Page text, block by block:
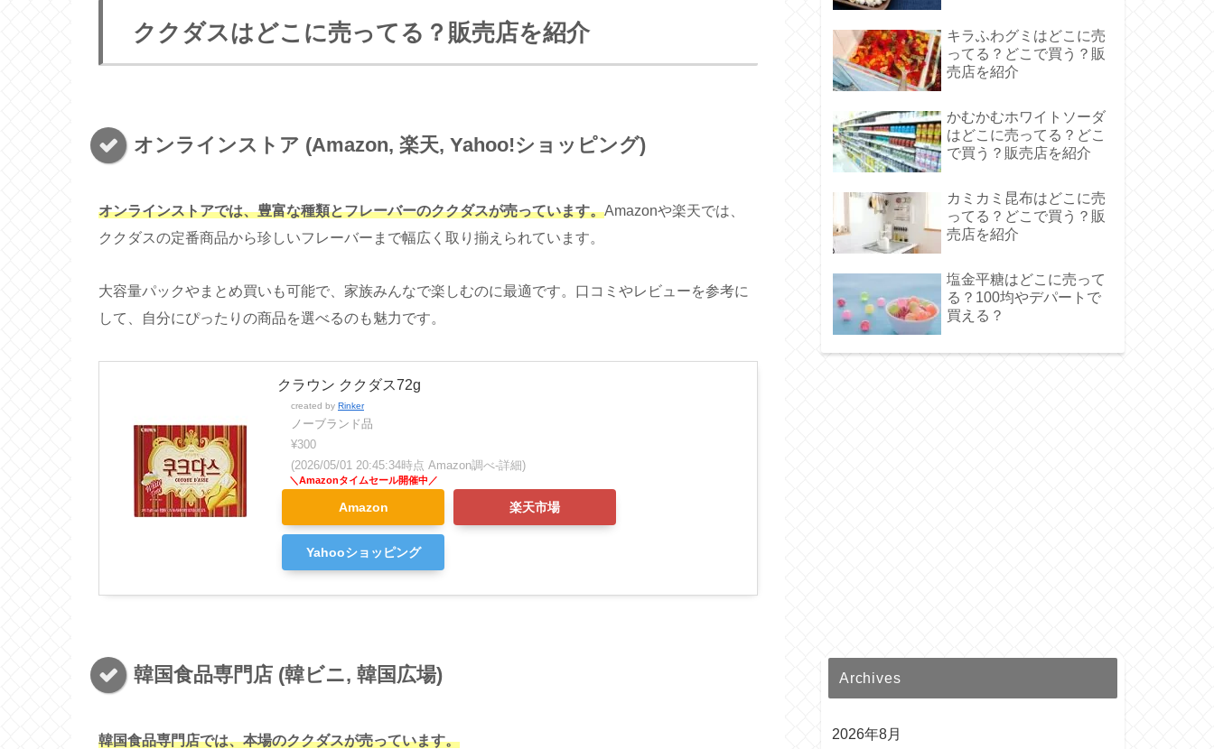
ククダスはどこに売ってる？販売店を紹介
オンラインストア (Amazon, 楽天, Yahoo!ショッピング)
オンラインストアでは、豊富な種類とフレーバーのククダスが売っています。Amazonや楽天では、
ククダスの定番商品から珍しいフレーバーまで幅広く取り揃えられています。
大容量パックやまとめ買いも可能で、家族みんなで楽しむのに最適です。口コミやレビューを参考に
して、自分にぴったりの商品を選べるのも魅力です。
クラウン ククダス72g
created by Rinker
ノーブランド品
¥300
(2026/05/01 20:45:34時点 Amazon調べ-詳細)
Amazon 楽天市場
Yahooショッピング
韓国食品専門店 (韓ビニ, 韓国広場)
韓国食品専門店では、本場のククダスが売っています。
キラふわグミはどこに売
ってる？どこで買う？販
売店を紹介
かむかむホワイトソーダ
はどこに売ってる？どこ
で買う？販売店を紹介
カミカミ昆布はどこに売
ってる？どこで買う？販
売店を紹介
塩金平糖はどこに売って
る？100均やデパートで
買える？
Archives
2026年8月